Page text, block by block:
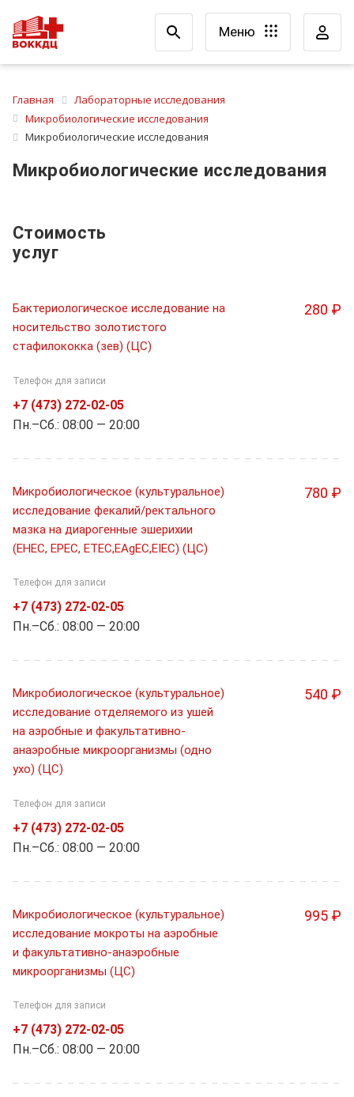
Меню
Главная
Лабораторные исследования
Микробиологические исследования
Микробиологические исследования
Микробиологические исследования
Стоимость
услуг
Бактериологическое исследование на
носительство золотистого
стафилококка (зев) (ЦС)
280 ₽
Телефон для записи
+7 (473) 272-02-05
Пн.–Cб.: 08:00 — 20:00
Микробиологическое (культуральное)
исследование фекалий/ректального
мазка на диарогенные эшерихии
(EHEC, EPEC, ETEC,EAgEC,EIEC) (ЦС)
780 ₽
Телефон для записи
+7 (473) 272-02-05
Пн.–Cб.: 08:00 — 20:00
Микробиологическое (культуральное)
исследование отделяемого из ушей
на аэробные и факультативно-
анаэробные микроорганизмы (одно
ухо) (ЦС)
540 ₽
Телефон для записи
+7 (473) 272-02-05
Пн.–Cб.: 08:00 — 20:00
Микробиологическое (культуральное)
исследование мокроты на аэробные
и факультативно-анаэробные
микроорганизмы (ЦС)
995 ₽
Телефон для записи
+7 (473) 272-02-05
Пн.–Cб.: 08:00 — 20:00